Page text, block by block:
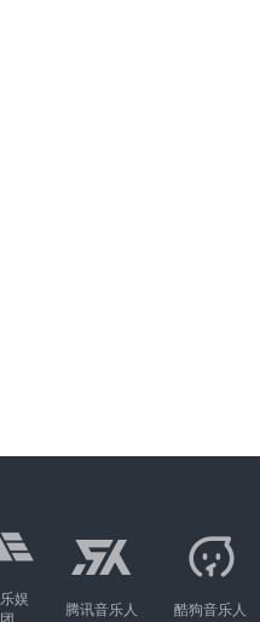
娱
腾讯音乐人 酷狗音乐人